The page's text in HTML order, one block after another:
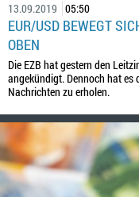
13.09.2019 05:50
EUR/USD BEWEGT
OBEN
Die EZB hat gestern den
angekündigt. Dennoch hat es
Nachrichten zu erholen.